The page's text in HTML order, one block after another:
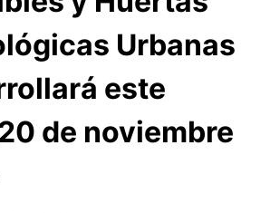
Urbanas
este
de noviembre